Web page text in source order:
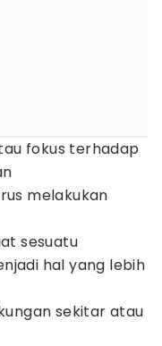
fokus terhadap
melakukan
sesuatu
hal yang lebih
sekitar atau